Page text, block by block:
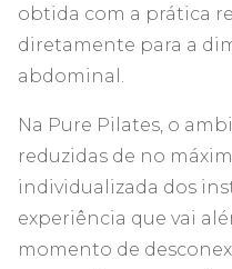
obtida com a prática
diretamente para a
abdominal.
Na Pure Pilates, o
reduzidas de no
individualizada dos
experiência que vai
momento de